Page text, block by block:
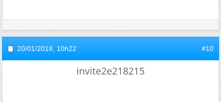
20/01/2018, 10h22 #10
invite2e218215